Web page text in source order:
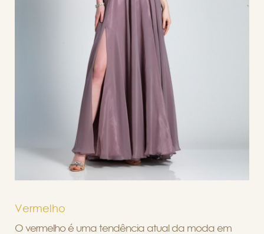
Vermelho
O vermelho é uma tendência atual da moda em